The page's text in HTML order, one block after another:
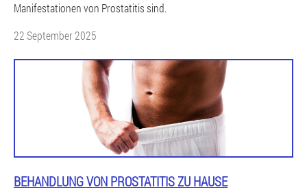
Manifestationen von Prostatitis sind.
22 September 2025
BEHANDLUNG VON PROSTATITIS ZU HAUSE